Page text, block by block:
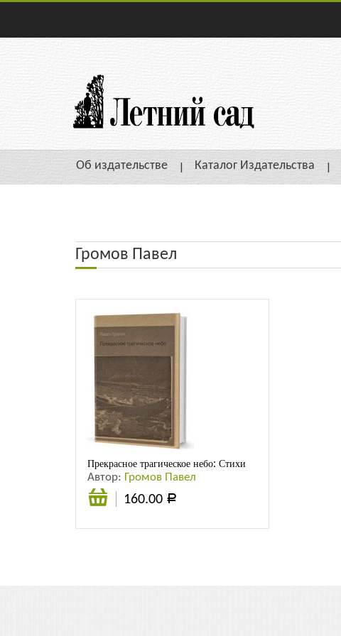
Об издательстве Каталог Издательства
Громов Павел
Прекрасное трагическое небо: Стихи
Автор: Громов Павел
160.00 Р